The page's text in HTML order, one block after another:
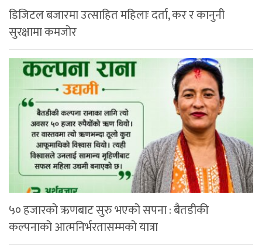
डिजिटल बजारमा उत्साहित महिलाः दर्ता, कर र कानुनी
सुरक्षामा कमजोर
५० हजारको ऋणबाट सुरु भएको सपना : बैतडीकी
कल्पनाको आत्मनिर्भरतासम्मको यात्रा